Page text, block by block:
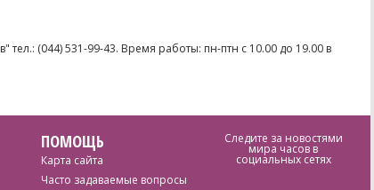
(044) 531-99-43. Время работы: пн-птн с 10.00 до 19.00 в
ПОМОЩЬ
Карта сайта
Часто задаваемые вопросы
Следите за новостями
мира часов в
социальных сетях